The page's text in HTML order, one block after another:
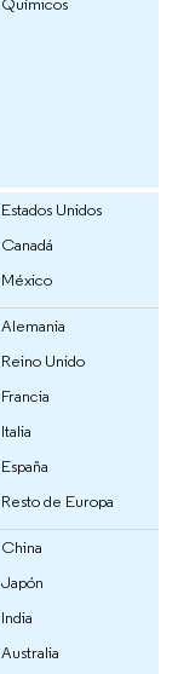
Estados Unidos
Canadá
México
Alemania
Reino Unido
Francia
Italia
España
Resto de Europa
China
Japón
India
Australia